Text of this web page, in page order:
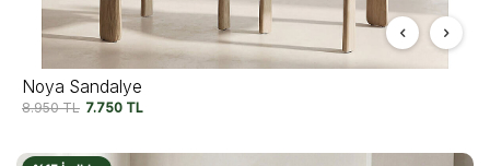
Noya Sandalye
8.950TL 7.750 TL